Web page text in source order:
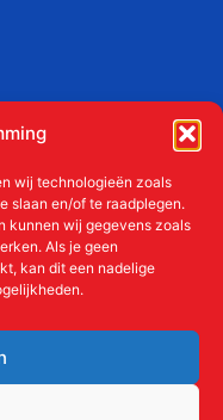
wij technologieën zoals
slaan en/of te raadplegen.
kunnen wij gegevens zoals
Als je geen
kan dit een nadelige